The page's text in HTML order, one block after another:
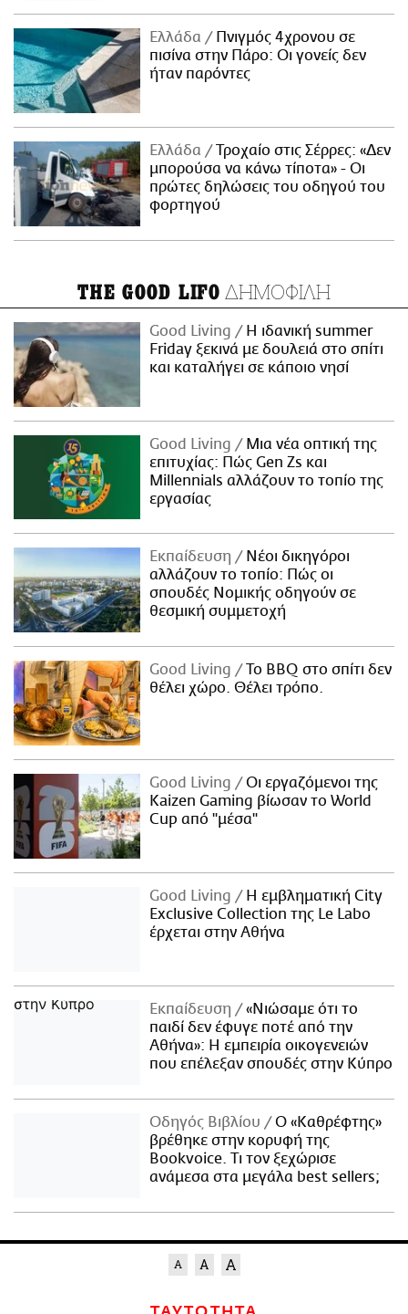
Ελλάδα
Πνιγμός 4χρονου σε
πισίνα στην Πάρο: Οι γονείς δεν
ήταν παρόντες
Ελλάδα
Τροχαίο στις Σέρρες: «Δεν
μπορούσα να κάνω τίποτα» - Οι
πρώτες δηλώσεις του οδηγού του
φορτηγού
THE GOOD LIFO ΔΗΜΟΦΙΛΗ
Good Living
Η ιδανική summer
Friday ξεκινά με δουλειά στο σπίτι
και καταλήγει σε κάποιο νησί
Good Living
Μια νέα οπτική της
επιτυχίας: Πώς Gen Zs και
Millennials αλλάζουν το τοπίο της
εργασίας
Εκπαίδευση
Νέοι δικηγόροι
αλλάζουν το τοπίο: Πώς οι
σπουδές Νομικής οδηγούν σε
θεσμική συμμετοχή
Good Living
Το BBQ στο σπίτι δεν
θέλει χώρο. Θέλει τρόπο.
Good Living
Οι εργαζόμενοι της
Kaizen Gaming βίωσαν το World
Cup από "μέσα"
Good Living
Η εμβληματική City
Exclusive Collection της Le Labo
έρχεται στην Αθήνα
Εκπαίδευση
«Νιώσαμε ότι το
παιδί δεν έφυγε ποτέ από την
Αθήνα»: Η εμπειρία οικογενειών
που επέλεξαν σπουδές στην Κύπρο
Οδηγός Βιβλίου
Ο «Καθρέφτης»
βρέθηκε στην κορυφή της
Bookvoice. Τι τον ξεχώρισε
ανάμεσα στα μεγάλα best sellers;